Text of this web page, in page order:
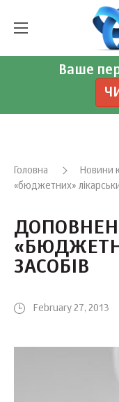
Ваше
Головна Новини
«бюджетних»
ЗАСОБІВ
February 27, 2013